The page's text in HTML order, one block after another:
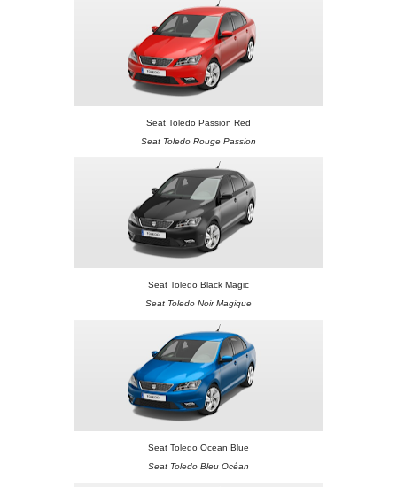
Seat Toledo Passion Red
Seat Toledo Rouge Passion
Seat Toledo Black Magic
Seat Toledo Noir Magique
Seat Toledo Ocean Blue
Seat Toledo Bleu Océan